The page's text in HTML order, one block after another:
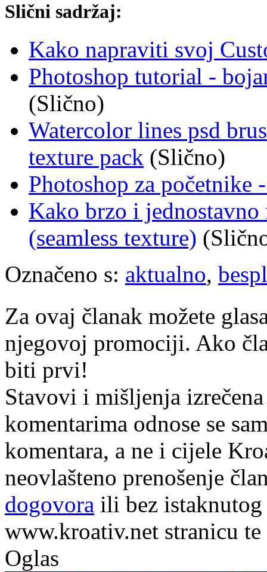
Slični sadržaj:
Kako napraviti svoj
Photoshop tutorial -
(Slično)
Watercolor lines psd
texture pack (Slično)
Photoshop za početnike
Kako brzo i
(seamless texture)
Označeno s: aktualno,
Za ovaj članak možete
njegovoj promociji. Ako
biti prvi!
Stavovi i mišljenja
komentarima odnose se
komentara, a ne i cijele
neovlašteno prenošenje
dogovora ili bez
www.kroativ.net stranicu te
Oglas